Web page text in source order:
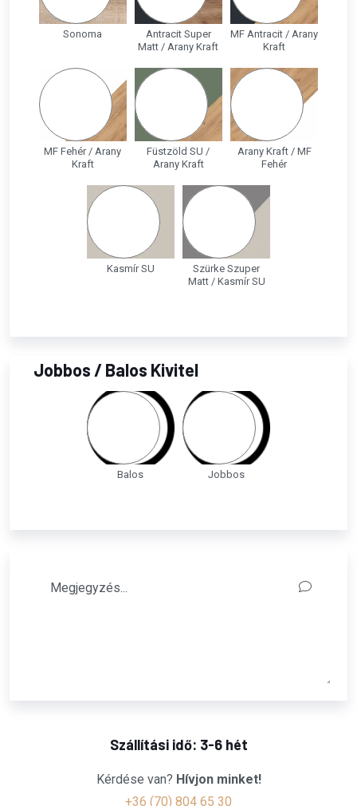
Sonoma
Antracit Super
Matt / Arany Kraft
MF Antracit / Arany
Kraft
MF Fehér / Arany
Kraft
Füstzöld SU /
Arany Kraft
Arany Kraft / MF
Fehér
Kasmír SU
Szürke Szuper
Matt / Kasmír SU
Jobbos / Balos Kivitel
Balos Jobbos
Szállítási idő: 3-6 hét
Kérdése van? Hívjon minket!
+36 (70) 804 65 30